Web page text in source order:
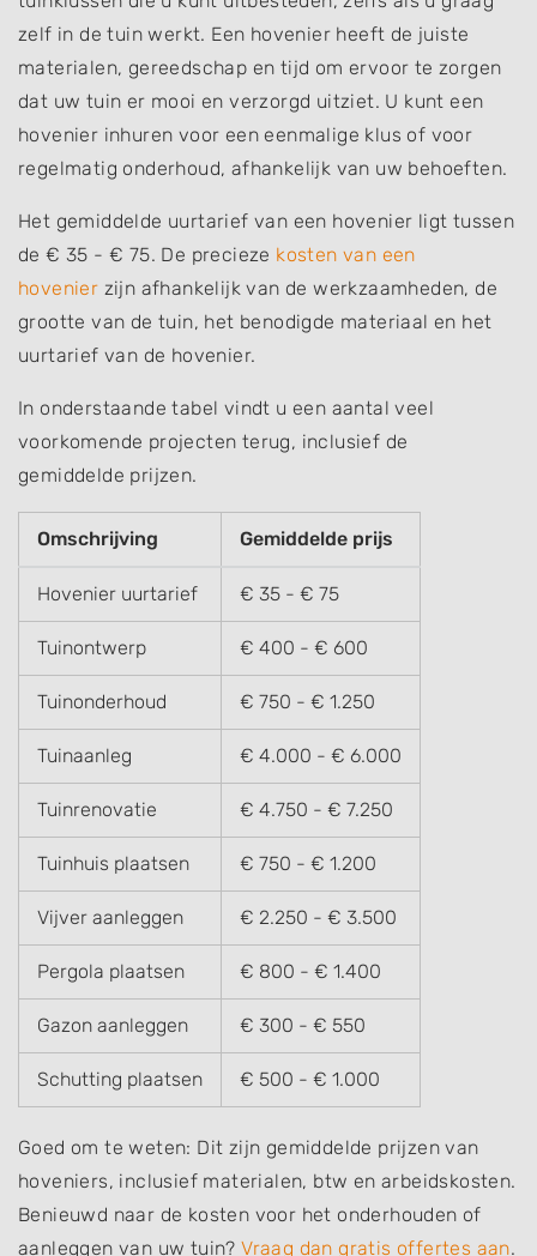
zelf in de tuin werkt. Een hovenier heeft de juiste
materialen, gereedschap en tijd om ervoor te zorgen
dat uw tuin er mooi en verzorgd uitziet. U kunt een
hovenier inhuren voor een eenmalige klus of voor
regelmatig onderhoud, afhankelijk van uw behoeften.
Het gemiddelde uurtarief van een hovenier ligt tussen
de € 35 - € 75. De precieze kosten van een
hovenier zijn afhankelijk van de werkzaamheden, de
grootte van de tuin, het benodigde materiaal en het
uurtarief van de hovenier.
In onderstaande tabel vindt u een aantal veel
voorkomende projecten terug, inclusief de
gemiddelde prijzen.
Omschrijving Gemiddelde prijs
Hovenier uurtarief € 35 - € 75
Tuinontwerp € 400 - € 600
Tuinonderhoud € 750 - € 1.250
Tuinaanleg € 4.000 - € 6.000
Tuinrenovatie € 4.750 - € 7.250
Tuinhuis plaatsen € 750 - € 1.200
Vijver aanleggen € 2.250 - € 3.500
Pergola plaatsen € 800 - € 1.400
Gazon aanleggen € 300 - € 550
Schutting plaatsen € 500 - € 1.000
Goed om te weten: Dit zijn gemiddelde prijzen van
hoveniers, inclusief materialen, btw en arbeidskosten.
Benieuwd naar de kosten voor het onderhouden of
aanleggen van uw tuin?Vraag dan gratis offertes aan.